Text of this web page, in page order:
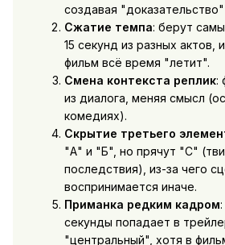
создавая
Сжатие темпа: берут
15 секунд из разных актов,
фильм всё время "летит".
Смена контекста реплик:
из диалога, меняя смысл
комедиях).
Скрытие третьего
"А" и "Б", но прячут "С"
последствия), из-за чего
воспринимается иначе.
Приманка редким кадром
секунды попадает в
"центральный", хотя в